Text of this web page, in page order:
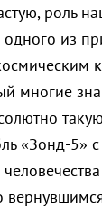
роль
одного из
многие
«Зонд-5»